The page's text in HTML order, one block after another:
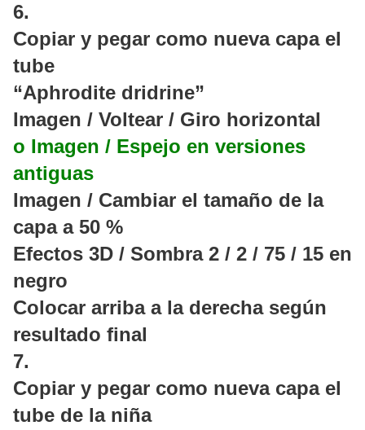
6.
Copiar y pegar como nueva capa el
tube
“Aphrodite dridrine”
Imagen / Voltear / Giro horizontal
o Imagen / Espejo en versiones
antiguas
Imagen / Cambiar el tamaño de la
capa a 50 %
Efectos 3D / Sombra 2 / 2 / 75 / 15 en
negro
Colocar arriba a la derecha según
resultado final
7.
Copiar y pegar como nueva capa el
tube de la niña